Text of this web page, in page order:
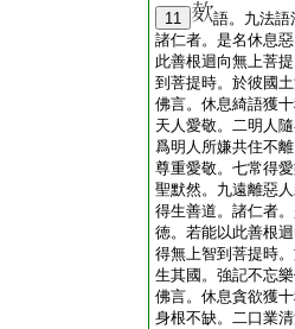
11
語。九法語
諸仁者。是名休息
此善根迴向無上菩
到菩提時。於彼國
佛言。休息綺語獲
天人愛敬。二明人
爲明人所嫌共住不
尊重愛敬。七常得
聖默然。九遠離惡
得生善道。諸仁者
徳。若能以此善根
得無上智到菩提時
生其國。強記不忘
佛言。休息貪欲獲
身根不缺。二口業